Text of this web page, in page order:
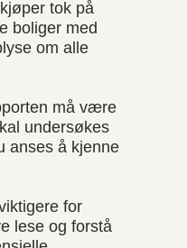
tok på
boliger med
om alle
må være
undersøkes
anses å kjenne
for
lese og forstå